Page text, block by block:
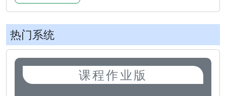
热门系统
课程作业版